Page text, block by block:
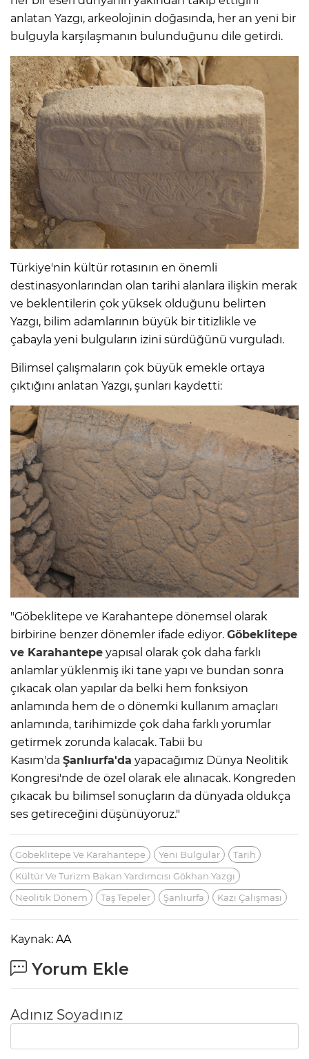
anlatan Yazgı, arkeolojinin doğasında, her an yeni bir
bulguyla karşılaşmanın bulunduğunu dile getirdi.
Türkiye'nin kültür rotasının en önemli
destinasyonlarından olan tarihi alanlara ilişkin merak
ve beklentilerin çok yüksek olduğunu belirten
Yazgı, bilim adamlarının büyük bir titizlikle ve
çabayla yeni bulguların izini sürdüğünü vurguladı.
Bilimsel çalışmaların çok büyük emekle ortaya
çıktığını anlatan Yazgı, şunları kaydetti:
"Göbeklitepe ve Karahantepe dönemsel olarak
birbirine benzer dönemler ifade ediyor. Göbeklitepe
ve Karahantepe yapısal olarak çok daha farklı
anlamlar yüklenmiş iki tane yapı ve bundan sonra
çıkacak olan yapılar da belki hem fonksiyon
anlamında hem de o dönemki kullanım amaçları
anlamında, tarihimizde çok daha farklı yorumlar
getirmek zorunda kalacak. Tabii bu
Kasım'da Şanlıurfa'da yapacağımız Dünya Neolitik
Kongresi'nde de özel olarak ele alınacak. Kongreden
çıkacak bu bilimsel sonuçların da dünyada oldukça
ses getireceğini düşünüyoruz."
Göbeklitepe Ve Karahantepe Yeni Bulgular
Tarih
Kültür Ve Turizm Bakan Yardımcısı Gökhan Yazgı
Neolitik Dönem
Taş Tepeler Şanlıurfa Kazı Çalışması
Kaynak: AA
Yorum Ekle
Adınız Soyadınız